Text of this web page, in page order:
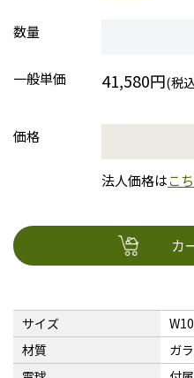
数量
一般単価
41,580円(税
価格
法人価格はこ
カ
サイズ
材質
ガ